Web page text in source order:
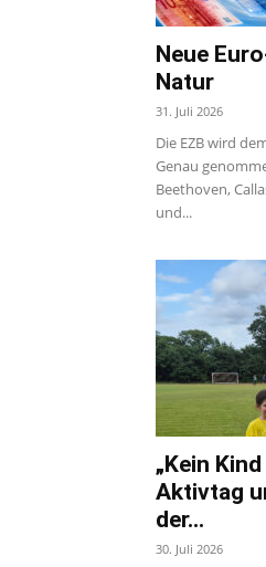
Neue
Natur
31. Juli 2026
Die EZB wird
Genau
Beethoven,
und...
„Kein
Aktivtag
der...
30. Juli 2026